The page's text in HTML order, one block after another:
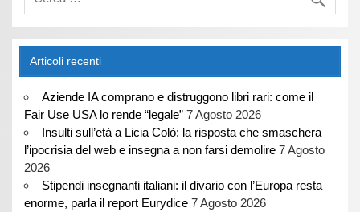
Articoli recenti
Aziende IA comprano e distruggono libri rari: come il
Fair Use USA lo rende “legale” 7 Agosto 2026
Insulti sull’età a Licia Colò: la risposta che smaschera
l’ipocrisia del web e insegna a non farsi demolire 7 Agosto
2026
Stipendi insegnanti italiani: il divario con l’Europa resta
enorme, parla il report Eurydice 7 Agosto 2026